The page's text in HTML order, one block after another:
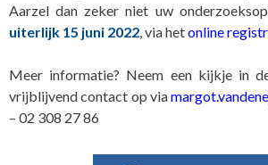
Aarzel dan zeker niet uw
uiterlijk 15 juni 2022, via hetonline
Meer informatie? Neem een kijkje in
vrijblijvend contact op via
– 02 308 27 86